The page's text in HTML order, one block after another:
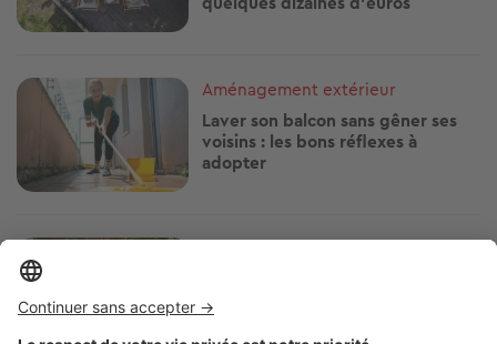
Aménagement extérieur
Salon de jardin : nos 5 inspirations coups
de cœur pour une terrasse canon
A la une !